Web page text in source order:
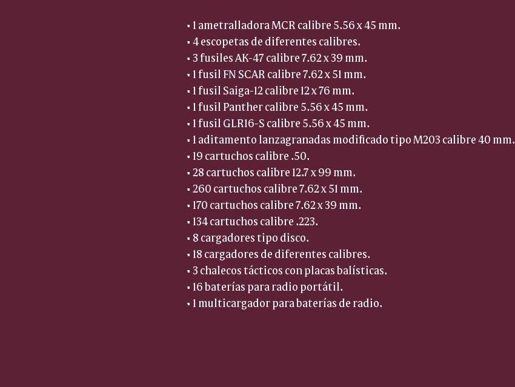
• 1 ametralladora MCR calibre 5.56 x 45 mm.
• 4 escopetas de diferentes calibres.
• 3 fusiles AK-47 calibre 7.62 x 39 mm.
• 1 fusil FN SCAR calibre 7.62 x 51 mm.
• 1 fusil Saiga-12 calibre 12 x 76 mm.
• 1 fusil Panther calibre 5.56 x 45 mm.
• 1 fusil GLR16-S calibre 5.56 x 45 mm.
• 1 aditamento lanzagranadas modificado tipo M203 calibre 40 mm.
• 19 cartuchos calibre .50.
• 28 cartuchos calibre 12.7 x 99 mm.
• 260 cartuchos calibre 7.62 x 51 mm.
• 170 cartuchos calibre 7.62 x 39 mm.
• 134 cartuchos calibre .223.
• 8 cargadores tipo disco.
• 18 cargadores de diferentes calibres.
• 3 chalecos tácticos con placas balísticas.
• 16 baterías para radio portátil.
• 1 multicargador para baterías de radio.